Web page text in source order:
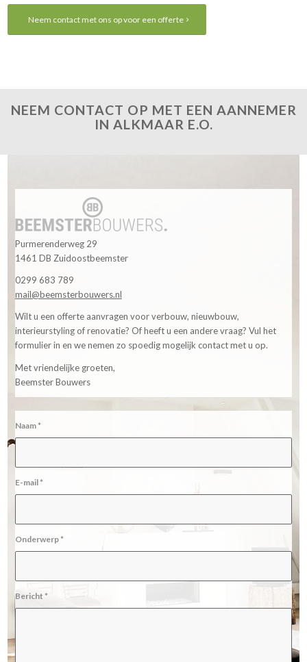
Neem contact met ons op voor een offerte
NEEM CONTACT OP MET EEN AANNEMER
IN ALKMAAR E.O.
Purmerenderweg 29
1461 DB Zuidoostbeemster
0299 683 789
mail@beemsterbouwers.nl
Wilt u een offerte aanvragen voor verbouw, nieuwbouw,
interieurstyling of renovatie? Of heeft u een andere vraag? Vul het
formulier in en we nemen zo spoedig mogelijk contact met u op.
Met vriendelijke groeten,
Beemster Bouwers
Naam *
E-mail *
Onderwerp *
Bericht *